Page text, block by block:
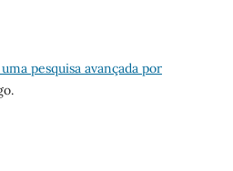
pesquisa avançada por